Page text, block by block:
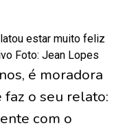
estar muito feliz
Foto: Jean Lopes
é moradora
faz o seu relato:
com o